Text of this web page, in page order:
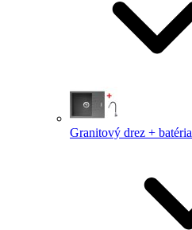
Granitový drez + batéria